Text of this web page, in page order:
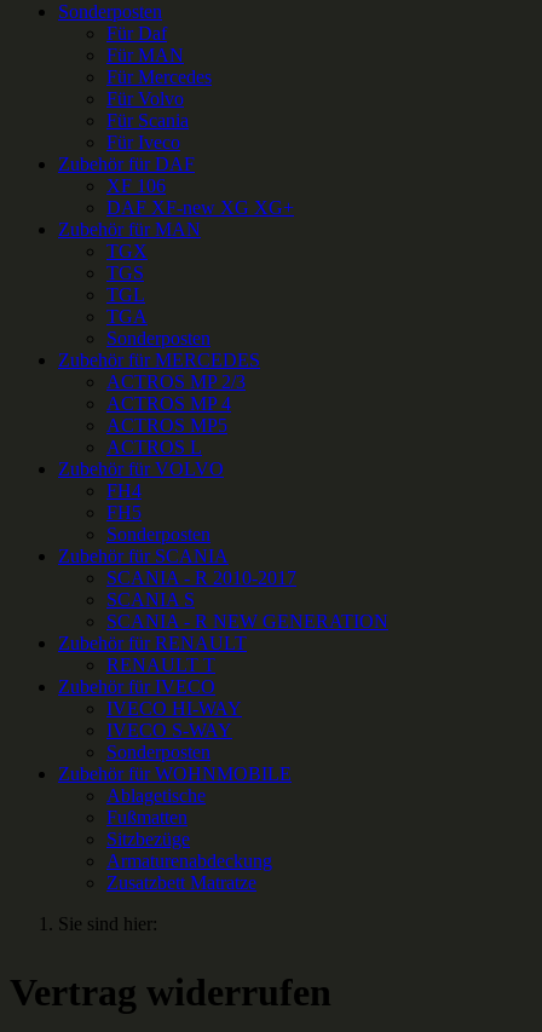
Sonderposten
Für Daf
Für MAN
Für Mercedes
Für Volvo
Für Scania
Für Iveco
Zubehör für DAF
XF 106
DAF XF-new XG XG+
Zubehör für MAN
TGX
TGS
TGL
TGA
Sonderposten
Zubehör für MERCEDES
ACTROS MP 2/3
ACTROS MP 4
ACTROS MP5
ACTROS L
Zubehör für VOLVO
FH4
FH5
Sonderposten
Zubehör für SCANIA
SCANIA - R 2010-2017
SCANIA S
SCANIA - R NEW GENERATION
Zubehör für RENAULT
RENAULT T
Zubehör für IVECO
IVECO HI-WAY
IVECO S-WAY
Sonderposten
Zubehör für WOHNMOBILE
Ablagetische
Fußmatten
Sitzbezüge
Armaturenabdeckung
Zusatzbett Matratze
Sie sind hier:
Vertrag widerrufen